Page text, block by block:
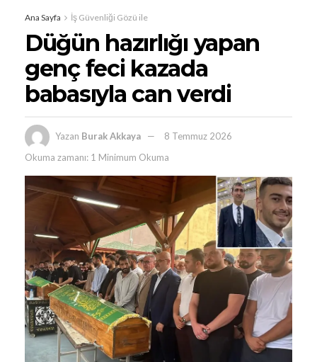
Ana Sayfa İş Güvenliği Gözü ile
Düğün hazırlığı yapan
genç feci kazada
babasıyla can verdi
Yazan Burak Akkaya
8 Temmuz 2026
Okuma zamanı: 1 Minimum Okuma